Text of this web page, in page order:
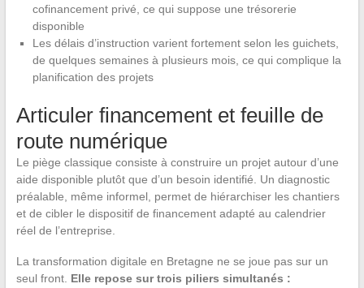
cofinancement privé, ce qui suppose une trésorerie
disponible
Les délais d’instruction varient fortement selon les guichets,
de quelques semaines à plusieurs mois, ce qui complique la
planification des projets
Articuler financement et feuille de
route numérique
Le piège classique consiste à construire un projet autour d’une
aide disponible plutôt que d’un besoin identifié. Un diagnostic
préalable, même informel, permet de hiérarchiser les chantiers
et de cibler le dispositif de financement adapté au calendrier
réel de l’entreprise.
La transformation digitale en Bretagne ne se joue pas sur un
seul front. Elle repose sur trois piliers simultanés :